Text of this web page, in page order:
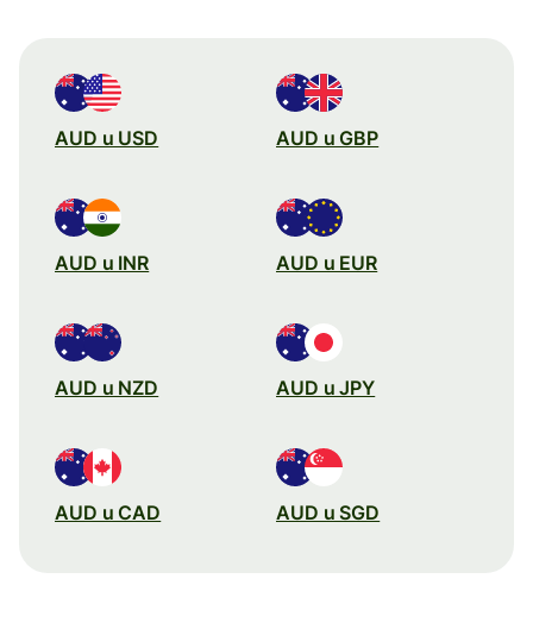
AUD u USD AUD u GBP
AUD u INR AUD u EUR
AUD u NZD AUD u JPY
AUD u CAD AUD u SGD